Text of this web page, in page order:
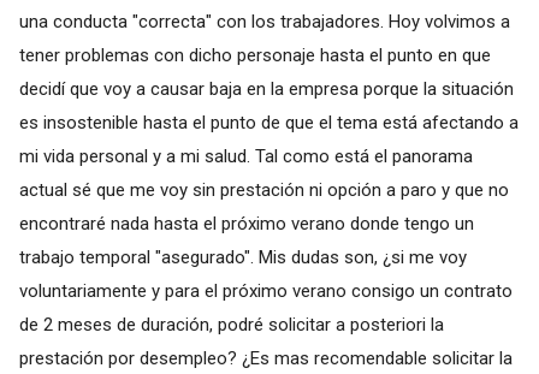
una conducta "correcta" con los trabajadores. Hoy volvimos a
tener problemas con dicho personaje hasta el punto en que
decidí que voy a causar baja en la empresa porque la situación
es insostenible hasta el punto de que el tema está afectando a
mi vida personal y a mi salud. Tal como está el panorama
actual sé que me voy sin prestación ni opción a paro y que no
encontraré nada hasta el próximo verano donde tengo un
trabajo temporal "asegurado". Mis dudas son, ¿si me voy
voluntariamente y para el próximo verano consigo un contrato
de 2 meses de duración, podré solicitar a posteriori la
prestación por desempleo? ¿Es mas recomendable solicitar la